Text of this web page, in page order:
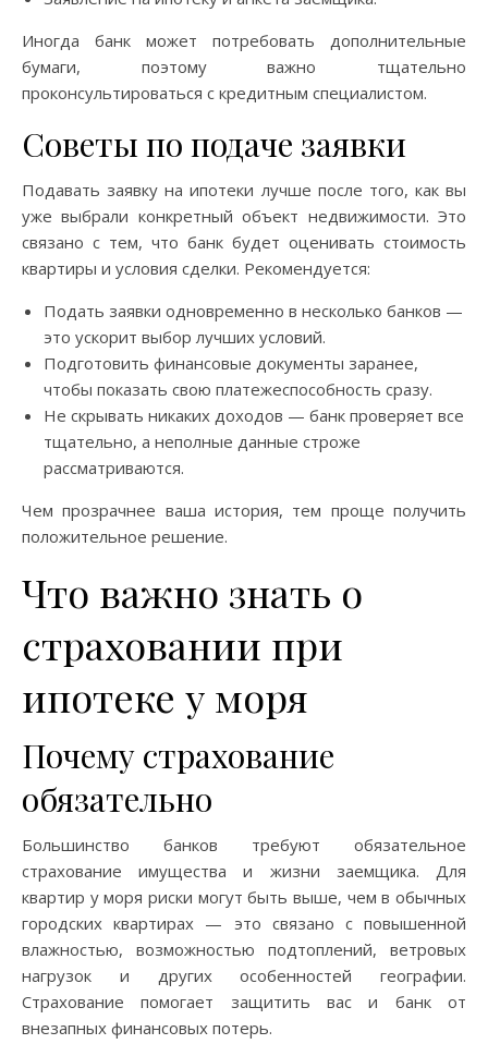
Иногда банк может потребовать дополнительные
бумаги, поэтому важно тщательно
проконсультироваться с кредитным специалистом.
Советы по подаче заявки
Подавать заявку на ипотеки лучше после того, как вы
уже выбрали конкретный объект недвижимости. Это
связано с тем, что банк будет оценивать стоимость
квартиры и условия сделки. Рекомендуется:
Подать заявки одновременно в несколько банков —
это ускорит выбор лучших условий.
Подготовить финансовые документы заранее,
чтобы показать свою платежеспособность сразу.
Не скрывать никаких доходов — банк проверяет все
тщательно, а неполные данные строже
рассматриваются.
Чем прозрачнее ваша история, тем проще получить
положительное решение.
Что важно знать о
страховании при
ипотеке у моря
Почему страхование
обязательно
Большинство банков требуют обязательное
страхование имущества и жизни заемщика. Для
квартир у моря риски могут быть выше, чем в обычных
городских квартирах — это связано с повышенной
влажностью, возможностью подтоплений, ветровых
нагрузок и других особенностей географии.
Страхование помогает защитить вас и банк от
внезапных финансовых потерь.